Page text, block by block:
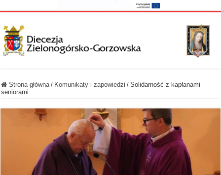
Strona główna / Komunikaty i zapowiedzi / Solidarność z kapłanami
seniorami